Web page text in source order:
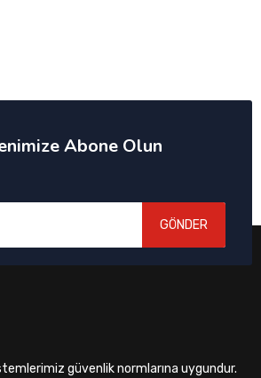
Abone Olun
GÖNDER
güvenlik normlarına uygundur.